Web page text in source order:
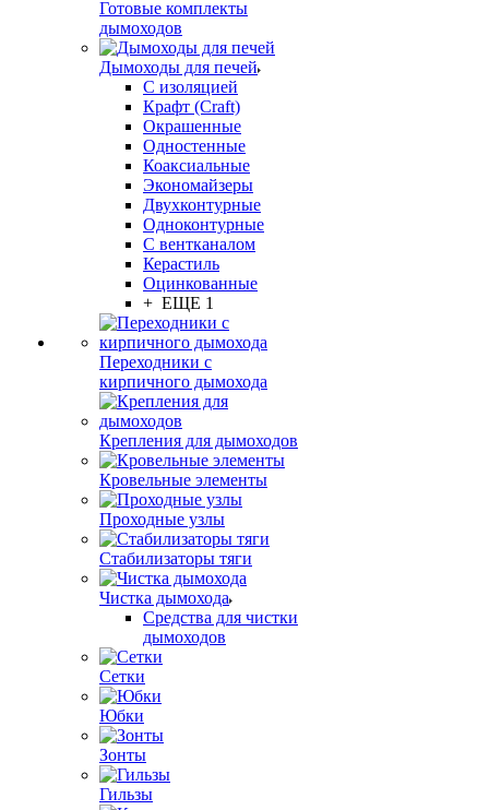
Готовые комплекты
дымоходов
Дымоходы для печей
С изоляцией
Крафт (Craft)
Окрашенные
Одностенные
Коаксиальные
Экономайзеры
Двухконтурные
Одноконтурные
С вентканалом
Керастиль
Оцинкованные
+ ЕЩЕ 1
Переходники с
кирпичного дымохода
Крепления для дымоходов
Кровельные элементы
Проходные узлы
Стабилизаторы тяги
Чистка дымохода
Средства для чистки
дымоходов
Сетки
Юбки
Зонты
Гильзы